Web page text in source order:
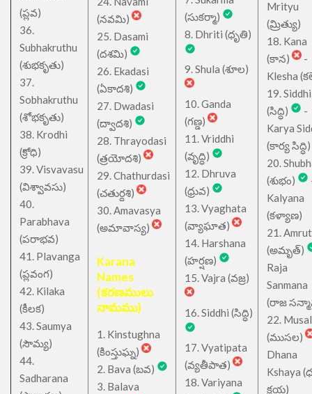
(ప్లవ)
36.
Subhakruthu
(శుభకృతు)
37.
Sobhakruthu
(శోభకృతు)
38. Krodhi
(క్రోధి)
39. Visvavasu
(విశ్వావసు)
40.
Parabhava
(పరాభవ)
41. Plavanga
(ప్లవంగ)
42. Kilaka
(కీలక)
43. Saumya
(సౌమ్య)
44.
Sadharana
(నవమి)
25. Dasami
(దశమి)
26. Ekadasi
(ఏకాదశి)
27. Dwadasi
(ద్వాదశి)
28. Thrayodasi
(త్రయోదశి)
29. Chathurdasi
(చతుర్దశి)
30. Amavasya
(అమావాస్య)
Karana
Names
(కరణములు
నామము)
1. Kinstughna
(కింస్తుఘ్న)
2. Bava (బవ)
3. Balava
(సుకర్మా)
8. Dhriti (ధృతి)
9. Shula (శూల)
10. Ganda
(గణ్డ)
11. Vriddhi
(వృద్ధి)
12. Dhruva
(ధ్రువ)
13. Vyaghata
(వ్యాఘాత)
14. Harshana
(హర్షణ)
15. Vajra (వజ్ర)
16. Siddhi (సిద్ధి)
17. Vyatipata
(వ్యతీపాత)
18. Variyana
Mrityu
(మ్రిత్యు)
18. Kana
(కాన)
-
Klesha
19. Siddhi
(సిద్ధి)
-
Karya
(కార్య సిద్ధి)
20.
(శుభం)
Kalyana
(కళ్యాణ)
21.
(అమృత్)
Raja
Sanmana
(రాజ
22.
(ముసల)
Dhana
Kshaya
క్షయ)